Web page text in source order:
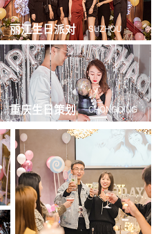
丽江生日派对 SUZHOU
重庆生日策划 CHONGQING